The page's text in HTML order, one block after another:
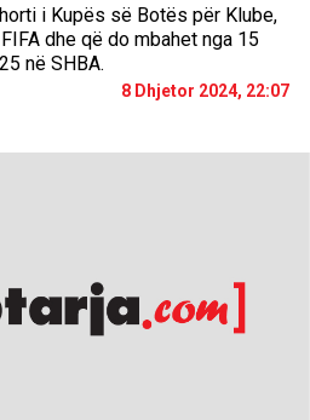
i Kupës së Botës për Klube,
dhe që do mbahet nga 15
në SHBA.
8 Dhjetor 2024, 22:07